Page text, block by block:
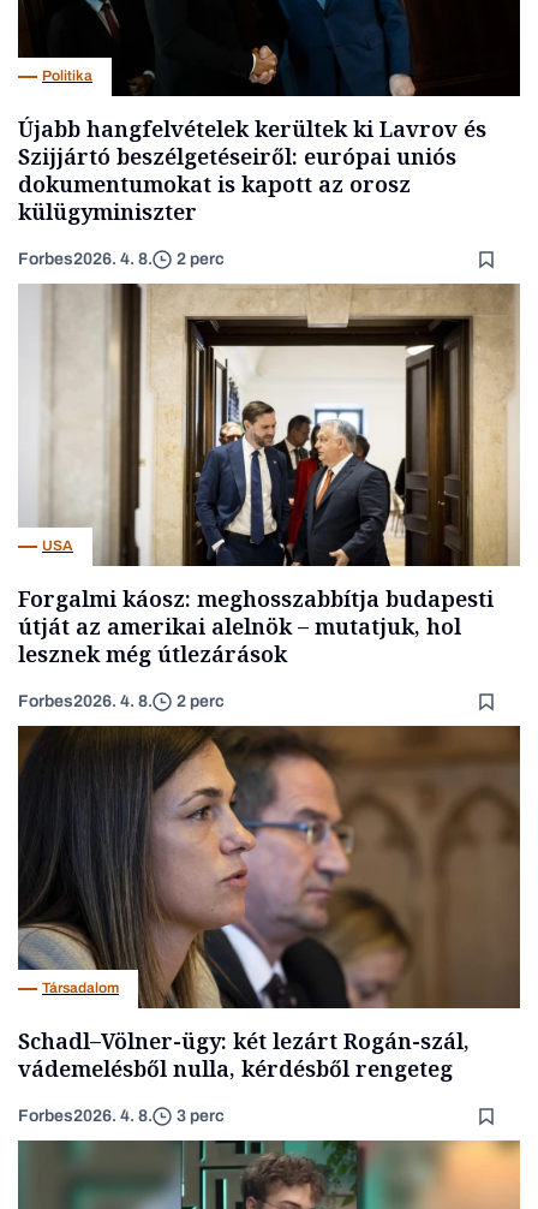
Politika
Újabb hangfelvételek kerültek ki Lavrov és
Szijjártó beszélgetéseiről: európai uniós
dokumentumokat is kapott az orosz
külügyminiszter
Forbes2026. 4. 8. 2 perc
USA
Forgalmi káosz: meghosszabbítja budapesti
útját az amerikai alelnök – mutatjuk, hol
lesznek még útlezárások
Forbes2026. 4. 8. 2 perc
Társadalom
Schadl–Völner-ügy: két lezárt Rogán-szál,
vádemelésből nulla, kérdésből rengeteg
Forbes2026. 4. 8. 3 perc